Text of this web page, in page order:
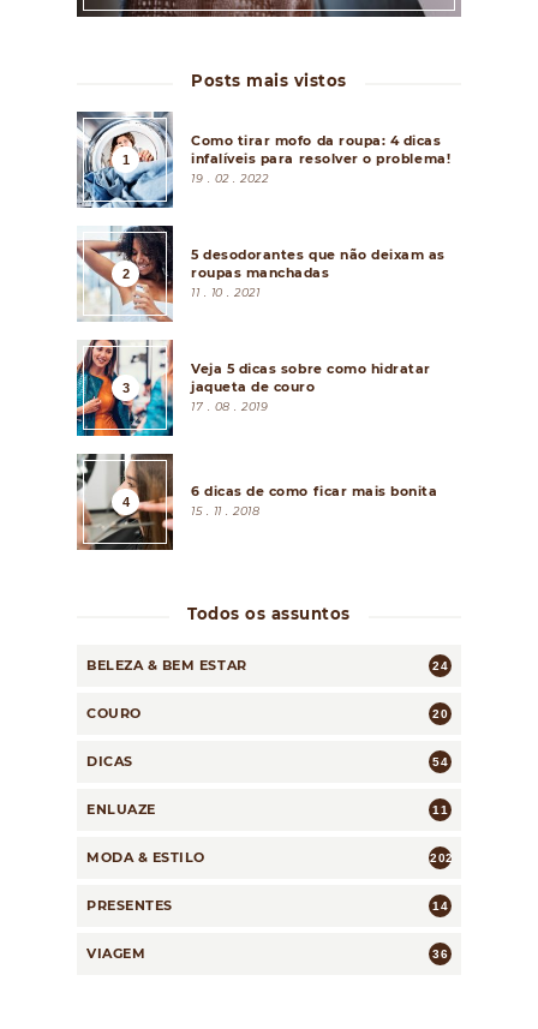
Posts mais vistos
Como tirar mofo da roupa: 4 dicas
infalíveis para resolver o problema!
19 . 02 . 2022
5 desodorantes que não deixam as
roupas manchadas
11 . 10 . 2021
Veja 5 dicas sobre como hidratar
jaqueta de couro
17 . 08 . 2019
6 dicas de como ficar mais bonita
15 . 11 . 2018
Todos os assuntos
BELEZA & BEM ESTAR 24
COURO 20
DICAS 54
ENLUAZE 11
MODA & ESTILO 202
PRESENTES 14
VIAGEM 36